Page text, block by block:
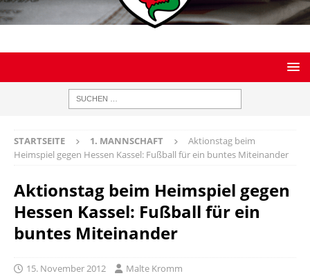
STARTSEITE 1. MANNSCHAFT
Aktionstag beim
Heimspiel gegen Hessen Kassel: Fußball für ein buntes Miteinander
Aktionstag beim Heimspiel gegen
Hessen Kassel: Fußball für ein
buntes Miteinander
15. November 2012 Malte Kromm